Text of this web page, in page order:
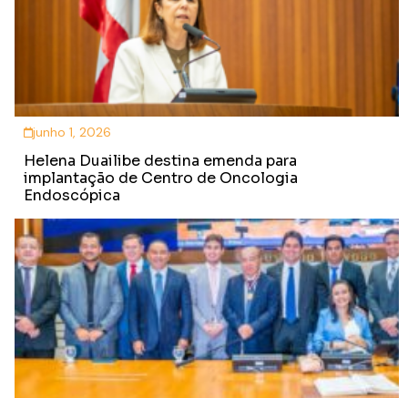
junho 1, 2026
Helena Duailibe destina emenda para
implantação de Centro de Oncologia
Endoscópica